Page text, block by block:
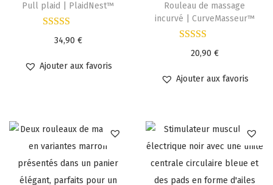
Pull plaid | PlaidNest™
34,90 €
Ajouter aux favoris
Rouleau de massage
incurvé | CurveMasseur™
20,90 €
Ajouter aux favoris